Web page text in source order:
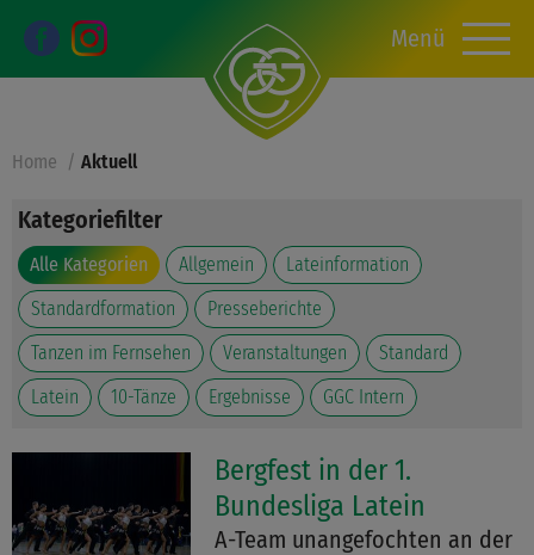
Home Aktuell
Kategoriefilter
Alle Kategorien Allgemein
Lateinformation
Standardformation
Presseberichte
Tanzen im Fernsehen
Veranstaltungen
Standard
Latein
10-Tänze Ergebnisse GGC Intern
Bergfest in der 1.
Bundesliga Latein
A-Team unangefochten an der
Menü